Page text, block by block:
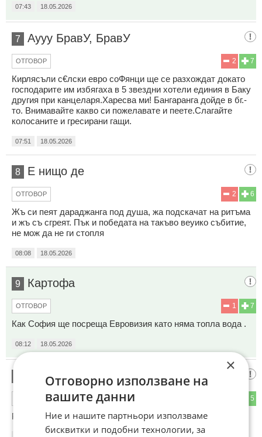
07:43 18.05.2026
7 Аууу БравУ, БравУ
7
2
ОТГОВОР
Кирлясъли с€лски евро соФянци ще се разхождат докато
господарите им избягаха в 5 звездни хотели единия в Баку
другия при канцеларя.Харесва ми! Бангаранга дойде в бг.-
то. Внимавайте какво си пожелавате и пеете.Слагайте
колосаните и гресирани гащи.
07:51 18.05.2026
8 Е нищо де
6
2
ОТГОВОР
Жъ си пеят дараджанга под душа, жа подскачат на ритъма
и жъ съ сгреят. Пък и победата на такъво веуико събитие,
не мож да не ги стопля
08:08 18.05.2026
9 Картофа
7
1
ОТГОВОР
Как София ще посреща Евровизия като няма топла вода .
08:12 18.05.2026
НЕКА ДА ЗНАЕТЕ !!!
5
Р.Р. и ИИ ще се къпят на реката !!!
×
Отговорно използване на
вашите данни
Ние и нашите партньори използваме
бисквитки и подобни технологии, за